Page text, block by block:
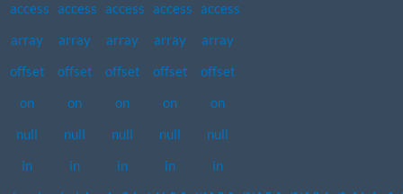
access
array
offset
on
null
in
access
array
offset
on
null
in
access
array
offset
on
null
in
access
array
offset
on
null
in
access
array
offset
on
null
in